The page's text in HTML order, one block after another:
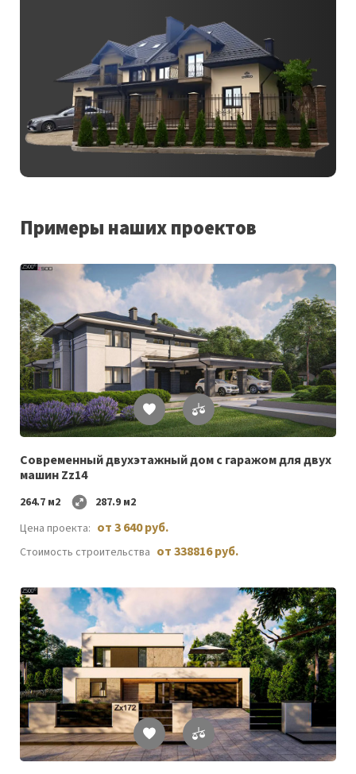
Примеры наших проектов
Список
желаемого
Современный двухэтажный дом с гаражом для двух
машин Zz14
264.7 м2
287.9 м2
Цена проекта: от 3 640 руб.
Стоимость строительства от 338816 руб.
Список
желаемого